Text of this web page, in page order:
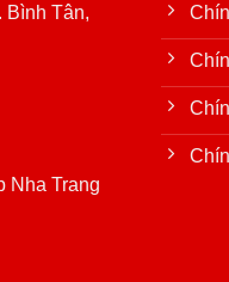
Bình Tân,
Nha Trang